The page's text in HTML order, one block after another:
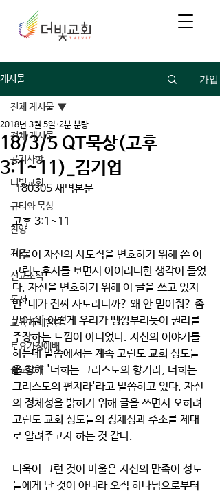
게시물 가입
전체 게시물
공지사항
더빛교회
큐티와 묵상
찬양
기도
선교소식
독서
교육과 테필린
토요가정예배
설교요약
전체 게시물
18/3/5 QT묵상(고후
3:1~11)_김기업
2018년 3월 5일 2분 분량
180305 새벽본문
고후 3:1~11
바울이 자신의 사도직을 변호하기 위해 쓴 이
고린도후서를 보면서 아이러니한 생각이 들었
다. 자신을 변호하기 위해 이 글을 쓰고 있지
만 '내가 진짜 사도라니까? 왜 안 믿어줘? 좀
믿어줘' 이렇게 우리가 뗑깡부리듯이 권리를
주장하는 느낌이 아니었다. 자신의 이야기를
하는데 말씀에서는 계속 고린도 교회 성도들
을 향해 '너희는 그리스도의 향기라, 너희는
그리스도의 편지라'라고 말씀하고 있다. 자신
의 정체성을 밝히기 위해 글을 쓰면서 오히려
고린도 교회 성도들의 정체성과 주소를 제대
로 알려주고자 하는 것 같다.
더욱이 그런 것이 바울은 자신의 만족이 성도
들에게 난 것이 아니라 오직 하나님으로부터